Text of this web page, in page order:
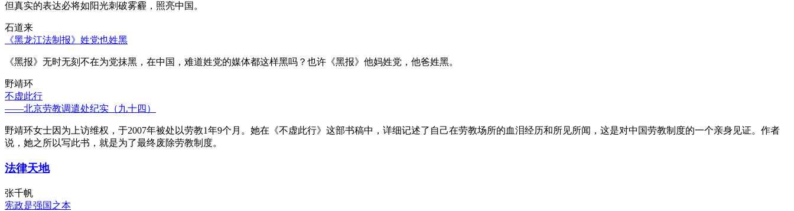
但真实的表达必将如阳光刺破雾霾，照亮中国。
石道来
《黑龙江法制报》姓党也姓黑
《黑报》无时无刻不在为党抹黑，在中国，难道姓党的媒体都这样黑吗？也许《黑报》他妈姓党，他爸姓黑。
野靖环
不虚此行
——北京劳教调遣处纪实（九十四）
野靖环女士因为上访维权，于2007年被处以劳教1年9个月。她在《不虚此行》这部书稿中，详细记述了自己在劳教场所的血泪经历和所见所闻，这是对中国劳教制度的一个亲身见证。作者
说，她之所以写此书，就是为了最终废除劳教制度。
法律天地
张千帆
宪政是强国之本